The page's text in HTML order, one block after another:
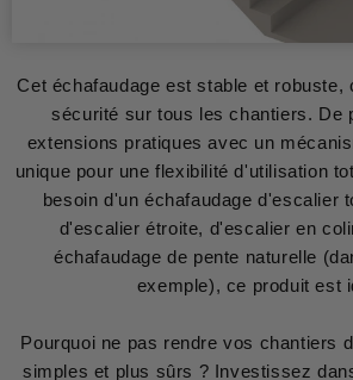
Cet échafaudage est stable et robuste,
sécurité sur tous les chantiers. De
extensions pratiques avec un
unique pour une flexibilité d'utilisation
besoin d'un échafaudage d'escalier
d'escalier étroite, d'escalier en
échafaudage de pente naturelle
exemple), ce produit est
Pourquoi ne pas rendre vos chantiers
simples et plus sûrs ? Investissez